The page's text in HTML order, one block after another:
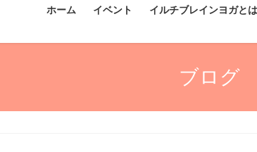
ホーム イベント イルチブレインヨガとは
ブログ